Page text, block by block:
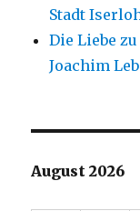
Stadt
Die Liebe
Joachim
August 2026